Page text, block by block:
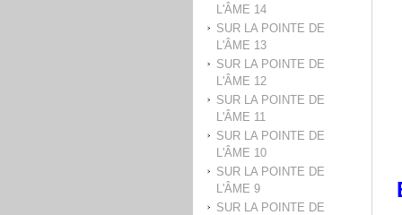
L'ÂME 14
SUR LA POINTE DE
L'ÂME 13
SUR LA POINTE DE
L'ÂME 12
SUR LA POINTE DE
L'ÂME 11
SUR LA POINTE DE
L'ÂME 10
SUR LA POINTE DE
L'ÂME 9
SUR LA POINTE DE